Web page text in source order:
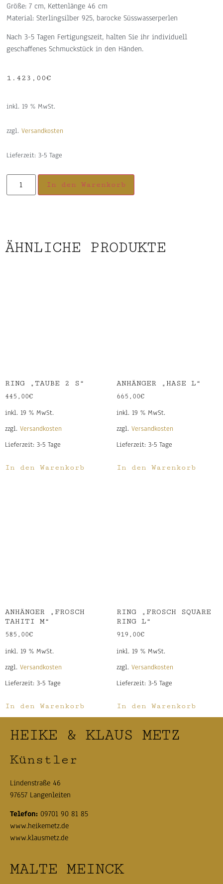
Größe: 7 cm, Kettenlänge 46 cm
Material: Sterlingsilber 925, barocke Süsswasserperlen
Nach 3-5 Tagen Fertigungszeit, halten Sie ihr individuell
geschaffenes Schmuckstück in den Händen.
1.423,00€
inkl. 19 % MwSt.
zzgl.Versandkosten
Lieferzeit:3-5 Tage
In den Warenkorb
ÄHNLICHE PRODUKTE
RING „TAUBE 2 S“
445,00€
inkl. 19 % MwSt.
zzgl. Versandkosten
Lieferzeit: 3-5 Tage
In den Warenkorb
ANHÄNGER „HASE L“
665,00€
inkl. 19 % MwSt.
zzgl. Versandkosten
Lieferzeit: 3-5 Tage
In den Warenkorb
ANHÄNGER „FROSCH
TAHITI M“
585,00€
inkl. 19 % MwSt.
zzgl. Versandkosten
Lieferzeit: 3-5 Tage
In den Warenkorb
RING „FROSCH SQUARE
RING L“
919,00€
inkl. 19 % MwSt.
zzgl. Versandkosten
Lieferzeit: 3-5 Tage
In den Warenkorb
HEIKE & KLAUS METZ
Künstler
Lindenstraße 46
97657 Langenleiten
Telefon: 09701 90 81 85
www.heikemetz.de
www.klausmetz.de
MALTE MEINCK